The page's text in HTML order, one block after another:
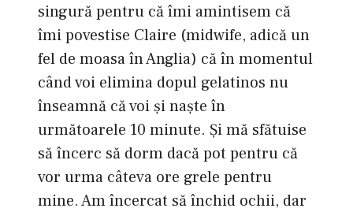
singură pentru că îmi amintisem că
îmi povestise Claire (midwife, adică un
fel de moasa în Anglia) că în momentul
când voi elimina dopul gelatinos nu
înseamnă că voi şi naşte în
următoarele 10 minute. Şi mă sfătuise
să încerc să dorm dacă pot pentru că
vor urma câteva ore grele pentru
mine. Am încercat să închid ochii, dar